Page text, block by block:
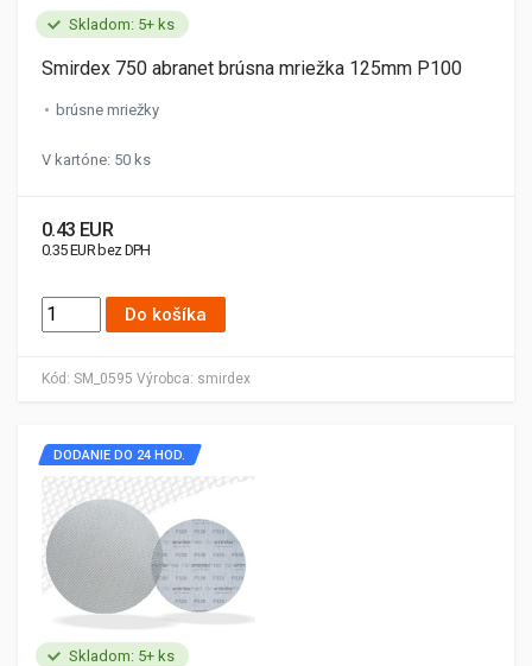
Skladom: 5+ ks
Kód: SM_0595 Výrobca: smirdex
Smirdex 750 abranet brúsna mriežka 125mm P100
brúsne mriežky
V kartóne: 50 ks
0.43 EUR
0.35 EUR bez DPH
Do košíka
Skladom: 5+ ks
DODANIE DO 24 HOD.